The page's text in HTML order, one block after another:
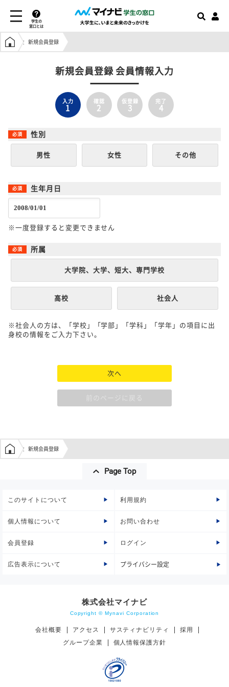
学生の
窓口とは
学生の窓口トップ
新規会員登録
新規会員登録 会員情報入力
入力
1
確認
2
仮登録
3
完了
4
性別
男性 女性 その他
生年月日
※一度登録すると変更できません
所属
大学院、大学、短大、専門学校
高校 社会人
※社会人の方は、「学校」「学部」「学科」「学年」の項目に出
身校の情報をご入力下さい。
次へ
前のページに戻る
学生の窓口トップ
新規会員登録
Page Top
このサイトについて 利用規約
個人情報について お問い合わせ
会員登録 ログイン
広告表示について プライバシー設定
株式会社マイナビ
Copyright © Mynavi Corporation
会社概要 アクセス サスティナビリティ
採用
グループ企業
個人情報保護方針